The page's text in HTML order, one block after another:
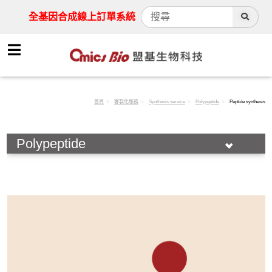
全基因合成線上訂單系統
首頁 客製化服務 Synthesis service Polypeptide Peptide synthesis
Polypeptide